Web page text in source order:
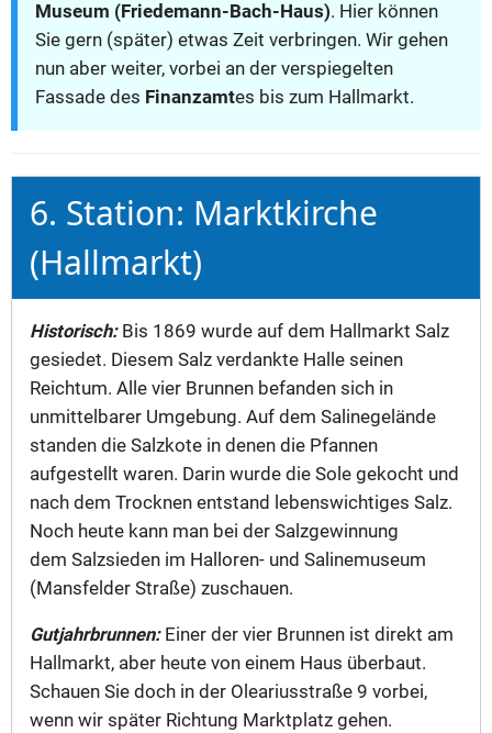
Museum (Friedemann-Bach-Haus). Hier können
Sie gern (später) etwas Zeit verbringen. Wir gehen
nun aber weiter, vorbei an der verspiegelten
Fassade des Finanzamtes bis zum Hallmarkt.
6. Station: Marktkirche
(Hallmarkt)
Historisch: Bis 1869 wurde auf dem Hallmarkt Salz
gesiedet. Diesem Salz verdankte Halle seinen
Reichtum. Alle vier Brunnen befanden sich in
unmittelbarer Umgebung. Auf dem Salinegelände
standen die Salzkote in denen die Pfannen
aufgestellt waren. Darin wurde die Sole gekocht und
nach dem Trocknen entstand lebenswichtiges Salz.
Noch heute kann man bei der Salzgewinnung
dem Salzsieden im Halloren- und Salinemuseum
(Mansfelder Straße) zuschauen.
Gutjahrbrunnen: Einer der vier Brunnen ist direkt am
Hallmarkt, aber heute von einem Haus überbaut.
Schauen Sie doch in der Oleariusstraße 9 vorbei,
wenn wir später Richtung Marktplatz gehen.